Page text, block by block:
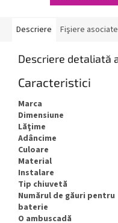
Descriere Fişiere
Descriere detaliată
Caracteristici
Marca
Dimensiune
Lăţime
Adâncime
Culoare
Material
Instalare
Tip chiuvetă
Numărul de găuri pentru
baterie
O ambuscadă